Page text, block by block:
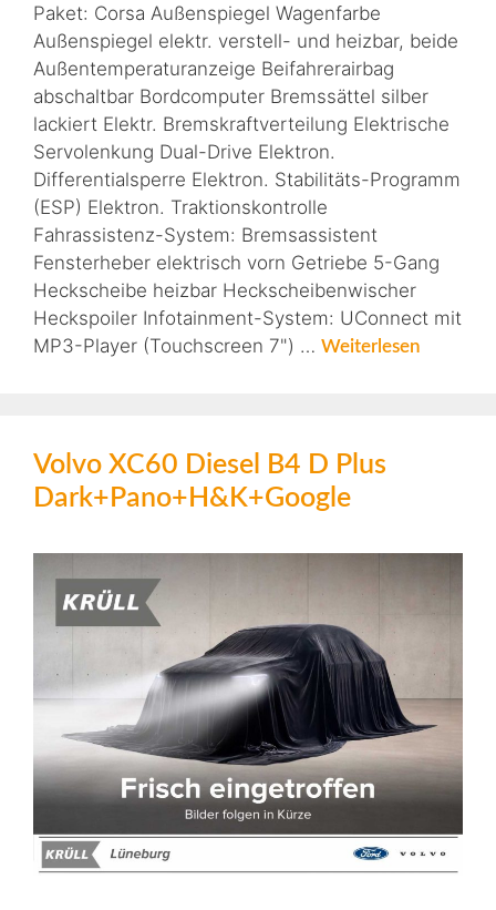
Paket: Corsa Außenspiegel Wagenfarbe
Außenspiegel elektr. verstell- und heizbar, beide
Außentemperaturanzeige Beifahrerairbag
abschaltbar Bordcomputer Bremssättel silber
lackiert Elektr. Bremskraftverteilung Elektrische
Servolenkung Dual-Drive Elektron.
Differentialsperre Elektron. Stabilitäts-Programm
(ESP) Elektron. Traktionskontrolle
Fahrassistenz-System: Bremsassistent
Fensterheber elektrisch vorn Getriebe 5-Gang
Heckscheibe heizbar Heckscheibenwischer
Heckspoiler Infotainment-System: UConnect mit
MP3-Player (Touchscreen 7") … Weiterlesen
Volvo XC60 Diesel B4 D Plus
Dark+Pano+H&K+Google